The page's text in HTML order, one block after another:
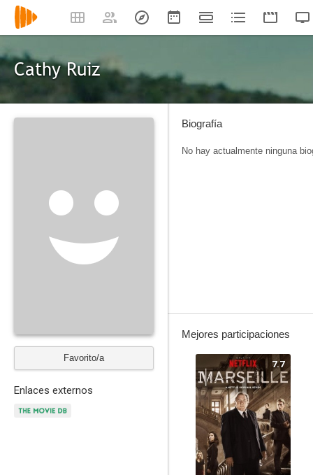
Cathy Ruiz
Favorito/a
Enlaces externos
Biografía
No hay actualmente ninguna
Mejores participaciones
7.7